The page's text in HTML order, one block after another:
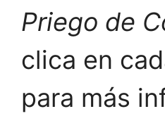
Priego de
clica en
para más